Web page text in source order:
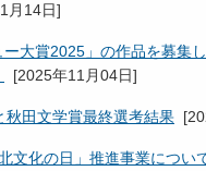
月14日]
ー大賞2025」の作品を募集
[2025年11月04日]
秋田文学賞最終選考結果 [
文化の日」推進事業につい